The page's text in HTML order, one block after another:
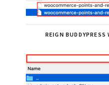
REIGN